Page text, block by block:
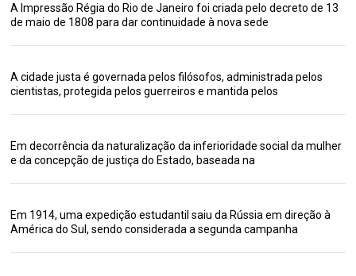
A Impressão Régia do Rio de Janeiro foi criada pelo decreto de 13
de maio de 1808 para dar continuidade à nova sede
A cidade justa é governada pelos filósofos, administrada pelos
cientistas, protegida pelos guerreiros e mantida pelos
Em decorrência da naturalização da inferioridade social da mulher
e da concepção de justiça do Estado, baseada na
Em 1914, uma expedição estudantil saiu da Rússia em direção à
América do Sul, sendo considerada a segunda campanha